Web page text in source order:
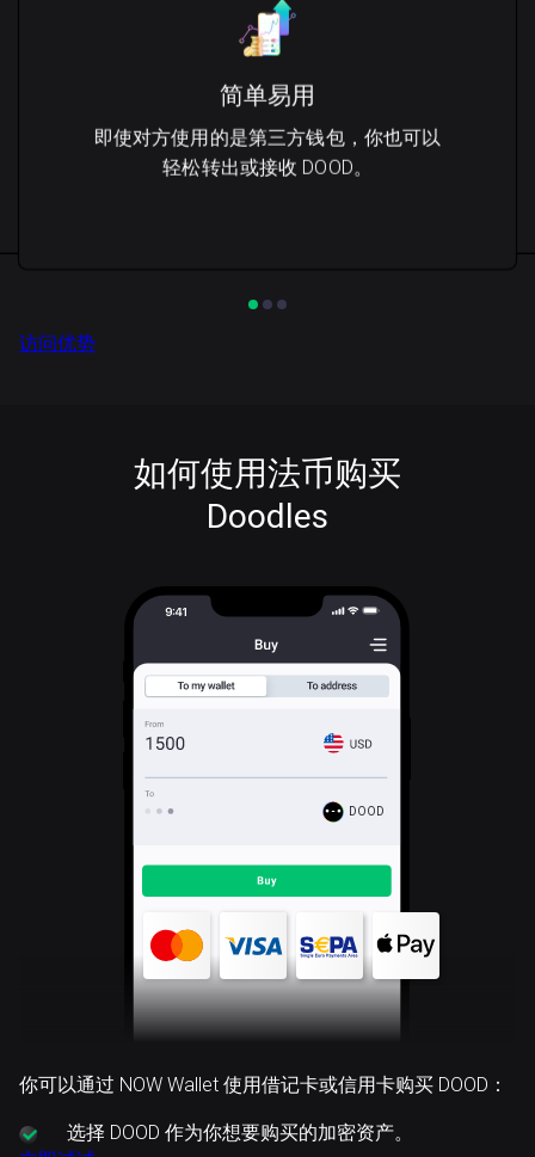
简单易用
即使对方使用的是第三方钱包，你也可以
轻松转出或接收 DOOD。
访问优势
如何使用法币购买
Doodles
DOOD
你可以通过 NOW Wallet 使用借记卡或信用卡购买 DOOD：
选择 DOOD 作为你想要购买的加密资产。